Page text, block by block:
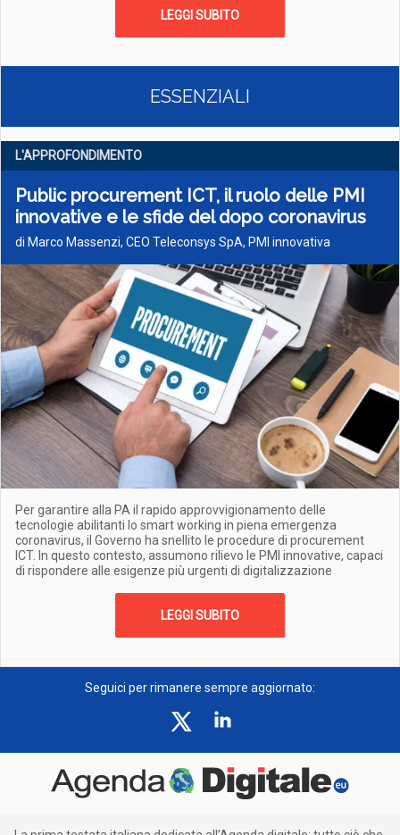
LEGGI SUBITO
ESSENZIALI
L'APPROFONDIMENTO
Public procurement ICT, il ruolo delle PMI
innovative e le sfide del dopo coronavirus
di Marco Massenzi, CEO Teleconsys SpA, PMI innovativa
Per garantire alla PA il rapido approvvigionamento delle
tecnologie abilitanti lo smart working in piena emergenza
coronavirus, il Governo ha snellito le procedure di procurement
ICT. In questo contesto, assumono rilievo le PMI innovative, capaci
di rispondere alle esigenze più urgenti di digitalizzazione
LEGGI SUBITO
Seguici per rimanere sempre aggiornato: